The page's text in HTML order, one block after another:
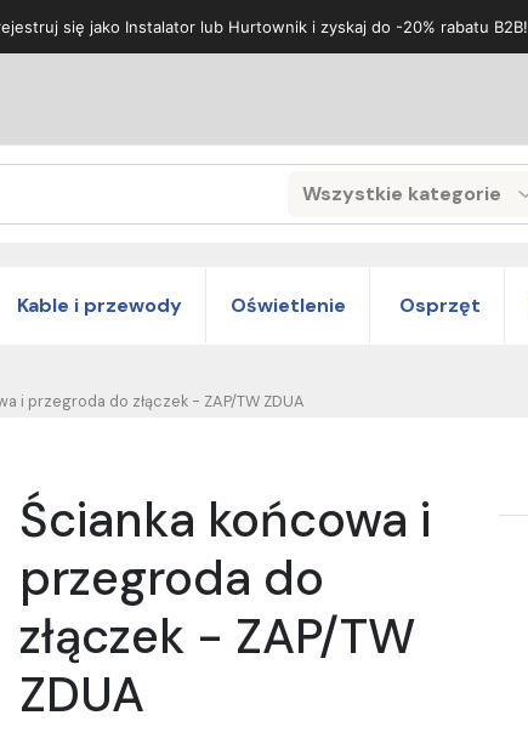
się jako Instalator lub Hurtownik i zyskaj do -20% rabatu B2B!
Wszystkie kategorie
Search
Kable i przewody Oświetlenie Osprzęt
i przegroda do złączek - ZAP/TW ZDUA
Ścianka końcowa i
przegroda do
złączek - ZAP/TW
ZDUA